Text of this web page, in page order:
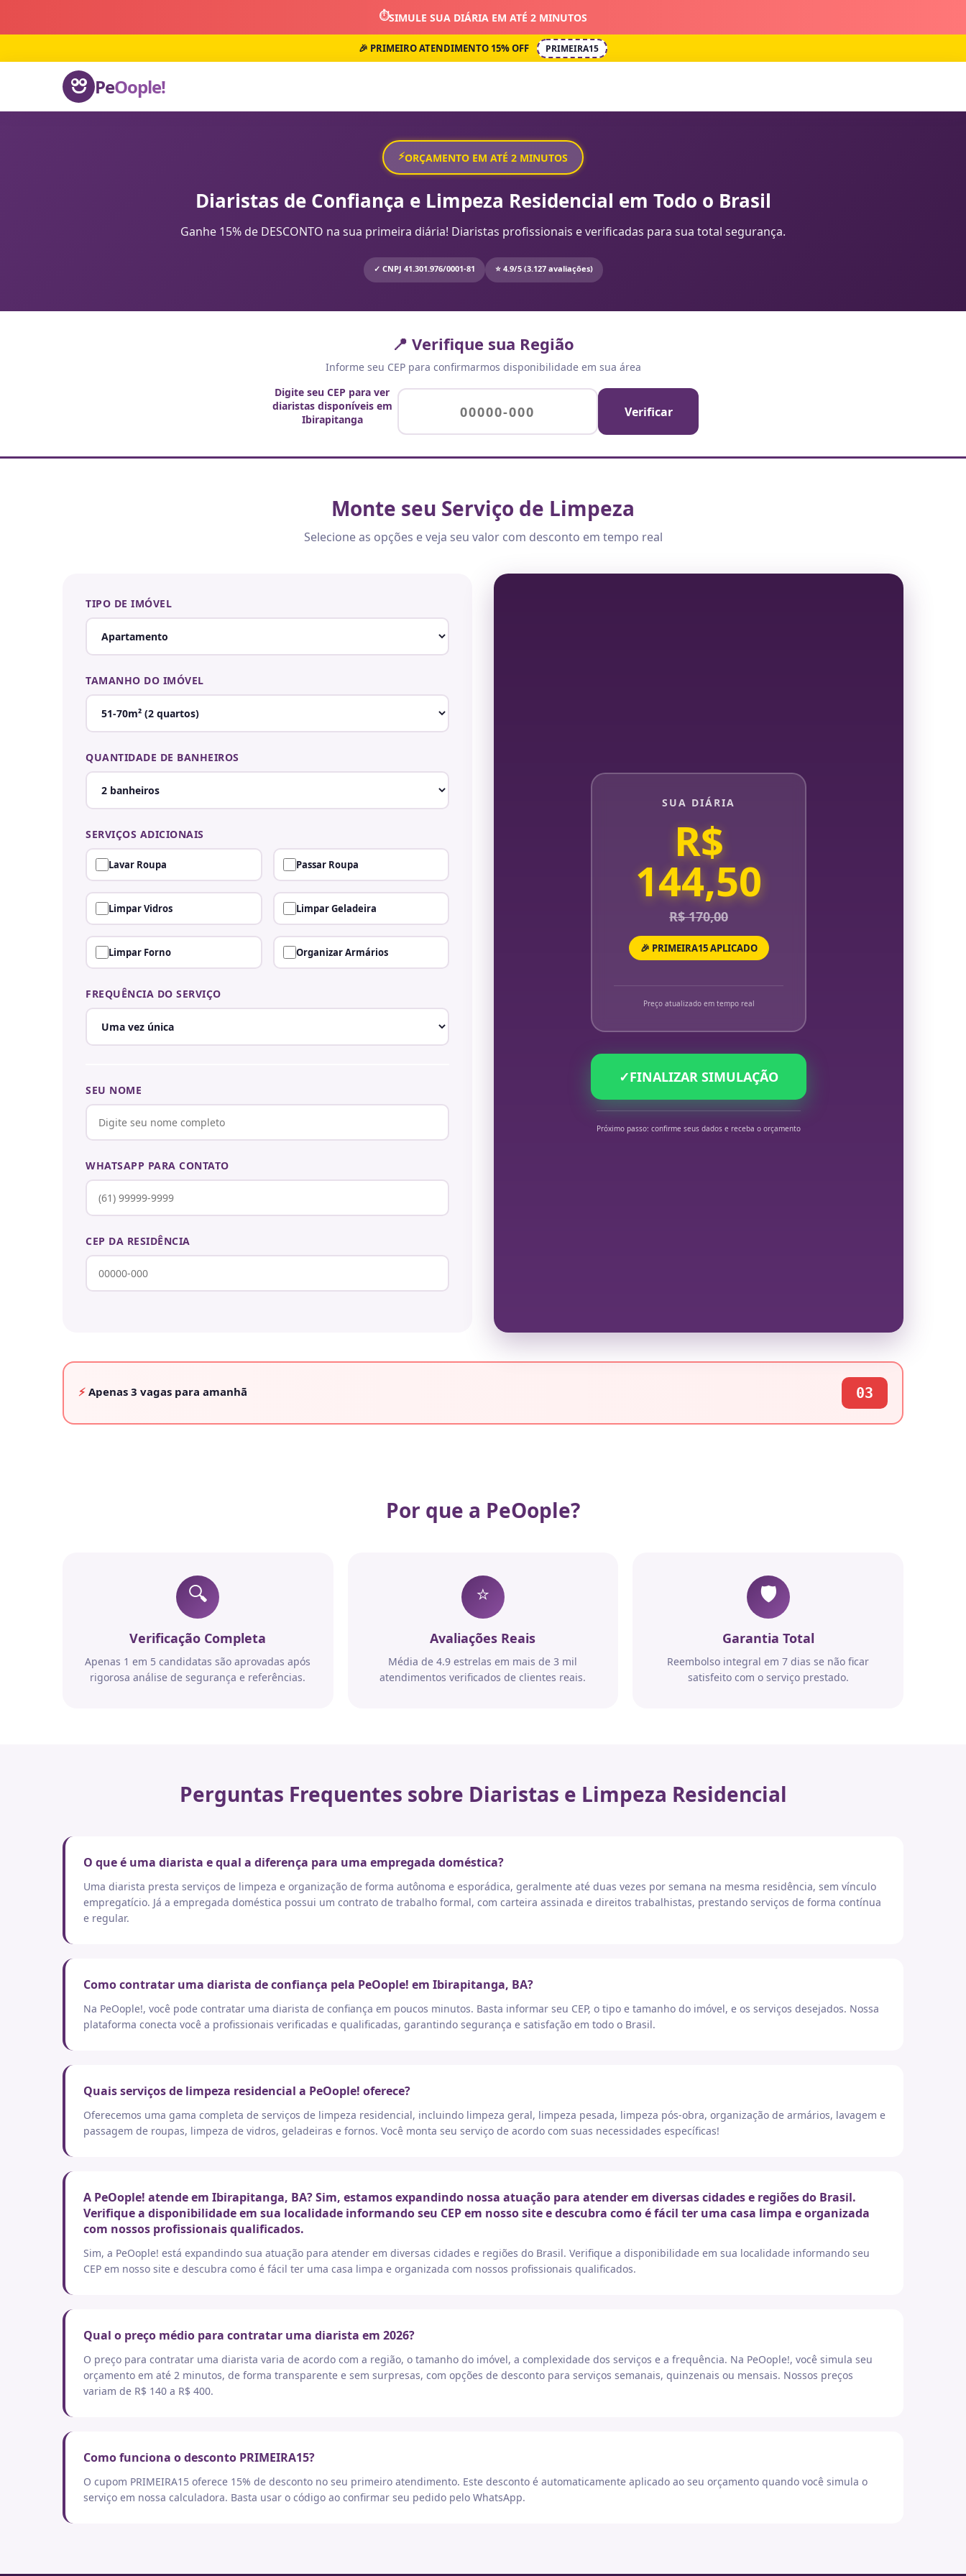
⏱️SIMULE SUA DIÁRIA EM ATÉ 2 MINUTOS
🎉 PRIMEIRO ATENDIMENTO 15% OFF PRIMEIRA15
PeOople!
⚡ORÇAMENTO EM ATÉ 2 MINUTOS
Diaristas de Confiança e Limpeza Residencial em Todo o Brasil
Ganhe 15% de DESCONTO na sua primeira diária! Diaristas profissionais e verificadas para sua total segurança.
✓ CNPJ 41.301.976/0001-81 ⭐ 4.9/5 (3.127 avaliações)
📍 Verifique sua Região
Informe seu CEP para confirmarmos disponibilidade em sua área
Digite seu CEP para ver
diaristas disponíveis em
Ibirapitanga
Verificar
Monte seu Serviço de Limpeza
Selecione as opções e veja seu valor com desconto em tempo real
TIPO DE IMÓVEL
TAMANHO DO IMÓVEL
QUANTIDADE DE BANHEIROS
SERVIÇOS ADICIONAIS
Lavar Roupa Passar Roupa
Limpar Vidros Limpar Geladeira
Limpar Forno Organizar Armários
FREQUÊNCIA DO SERVIÇO
SEU NOME
WHATSAPP PARA CONTATO
CEP DA RESIDÊNCIA
SUA DIÁRIA
R$
144,50
R$ 170,00
🎉 PRIMEIRA15 APLICADO
Preço atualizado em tempo real
✓FINALIZAR SIMULAÇÃO
Próximo passo: confirme seus dados e receba o orçamento
⚡ Apenas 3 vagas para amanhã 03
Por que a PeOople?
🔍
Verificação Completa
Apenas 1 em 5 candidatas são aprovadas após
rigorosa análise de segurança e referências.
⭐
Avaliações Reais
Média de 4.9 estrelas em mais de 3 mil
atendimentos verificados de clientes reais.
🛡️
Garantia Total
Reembolso integral em 7 dias se não ficar
satisfeito com o serviço prestado.
Perguntas Frequentes sobre Diaristas e Limpeza Residencial
O que é uma diarista e qual a diferença para uma empregada doméstica?
Uma diarista presta serviços de limpeza e organização de forma autônoma e esporádica, geralmente até duas vezes por semana na mesma residência, sem vínculo
empregatício. Já a empregada doméstica possui um contrato de trabalho formal, com carteira assinada e direitos trabalhistas, prestando serviços de forma contínua
e regular.
Como contratar uma diarista de confiança pela PeOople! em Ibirapitanga, BA?
Na PeOople!, você pode contratar uma diarista de confiança em poucos minutos. Basta informar seu CEP, o tipo e tamanho do imóvel, e os serviços desejados. Nossa
plataforma conecta você a profissionais verificadas e qualificadas, garantindo segurança e satisfação em todo o Brasil.
Quais serviços de limpeza residencial a PeOople! oferece?
Oferecemos uma gama completa de serviços de limpeza residencial, incluindo limpeza geral, limpeza pesada, limpeza pós-obra, organização de armários, lavagem e
passagem de roupas, limpeza de vidros, geladeiras e fornos. Você monta seu serviço de acordo com suas necessidades específicas!
A PeOople! atende em Ibirapitanga, BA? Sim, estamos expandindo nossa atuação para atender em diversas cidades e regiões do Brasil.
Verifique a disponibilidade em sua localidade informando seu CEP em nosso site e descubra como é fácil ter uma casa limpa e organizada
com nossos profissionais qualificados.
Sim, a PeOople! está expandindo sua atuação para atender em diversas cidades e regiões do Brasil. Verifique a disponibilidade em sua localidade informando seu
CEP em nosso site e descubra como é fácil ter uma casa limpa e organizada com nossos profissionais qualificados.
Qual o preço médio para contratar uma diarista em 2026?
O preço para contratar uma diarista varia de acordo com a região, o tamanho do imóvel, a complexidade dos serviços e a frequência. Na PeOople!, você simula seu
orçamento em até 2 minutos, de forma transparente e sem surpresas, com opções de desconto para serviços semanais, quinzenais ou mensais. Nossos preços
variam de R$ 140 a R$ 400.
Como funciona o desconto PRIMEIRA15?
O cupom PRIMEIRA15 oferece 15% de desconto no seu primeiro atendimento. Este desconto é automaticamente aplicado ao seu orçamento quando você simula o
serviço em nossa calculadora. Basta usar o código ao confirmar seu pedido pelo WhatsApp.